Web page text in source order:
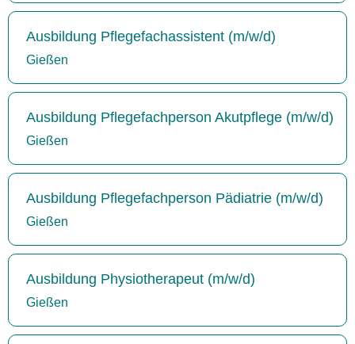
Ausbildung Pflegefachassistent (m/w/d)
Gießen
Ausbildung Pflegefachperson Akutpflege (m/w/d)
Gießen
Ausbildung Pflegefachperson Pädiatrie (m/w/d)
Gießen
Ausbildung Physiotherapeut (m/w/d)
Gießen